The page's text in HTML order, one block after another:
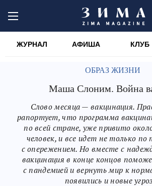
ЖУРНАЛ АФИША КЛУБ
ОБРАЗ ЖИЗНИ
Маша Слоним. Война
Слово месяца — вакцинация.
рапортует, что программа
по всей стране, уже привито
человек, и все идет не только по
с опережением. Но вместе с
вакцинация в конце концов
с пандемией и вернуть мир к
появились и новые